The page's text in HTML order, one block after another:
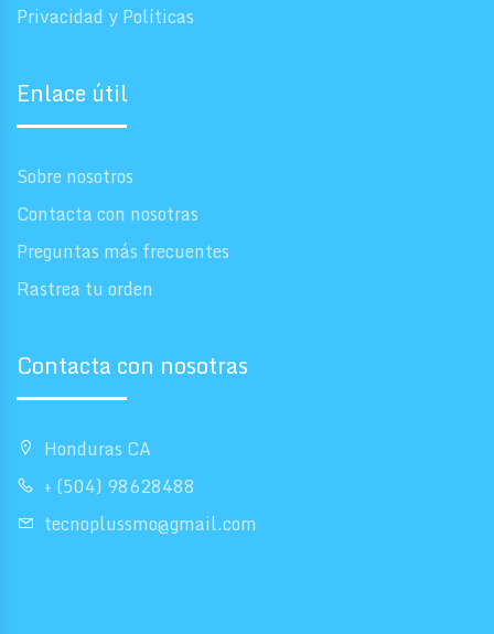
Privacidad y Políticas
Enlace útil
Sobre nosotros
Contacta con nosotras
Preguntas más frecuentes
Rastrea tu orden
Contacta con nosotras
Honduras CA
+ (504) 98628488
tecnoplussmo@gmail.com